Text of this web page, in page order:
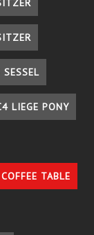
SESSEL
LIEGE PONY
TABLE